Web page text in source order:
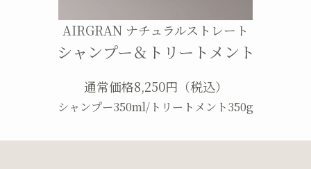
AIRGRAN ナチュラルストレート
シャンプー＆トリートメント
通常価格8,250円（税込）
シャンプー350ml/トリートメント350g